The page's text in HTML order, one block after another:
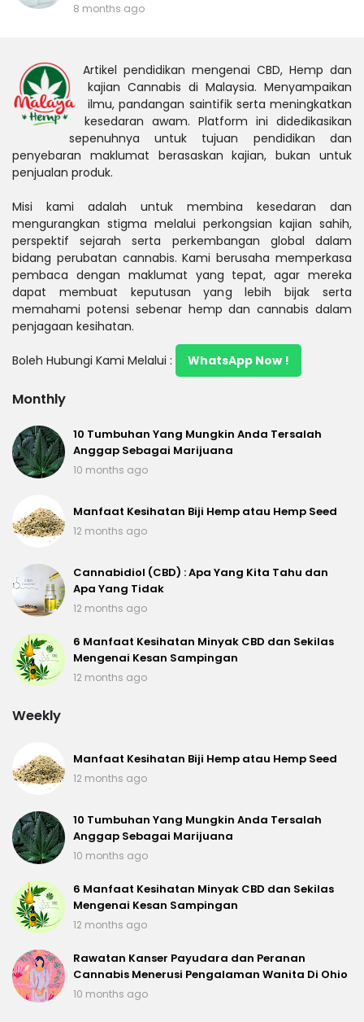
8 months ago
Artikel pendidikan mengenai CBD, Hemp dan
kajian Cannabis di Malaysia. Menyampaikan
ilmu, pandangan saintifik serta meningkatkan
kesedaran awam. Platform ini didedikasikan
sepenuhnya untuk tujuan pendidikan dan
penyebaran maklumat berasaskan kajian, bukan untuk
penjualan produk.
Misi kami adalah untuk membina kesedaran dan
mengurangkan stigma melalui perkongsian kajian sahih,
perspektif sejarah serta perkembangan global dalam
bidang perubatan cannabis. Kami berusaha memperkasa
pembaca dengan maklumat yang tepat, agar mereka
dapat membuat keputusan yang lebih bijak serta
memahami potensi sebenar hemp dan cannabis dalam
penjagaan kesihatan.
Boleh Hubungi Kami Melalui : WhatsApp Now !
Monthly
10 Tumbuhan Yang Mungkin Anda Tersalah
Anggap Sebagai Marijuana
10 months ago
Manfaat Kesihatan Biji Hemp atau Hemp Seed
12 months ago
Cannabidiol (CBD) : Apa Yang Kita Tahu dan
Apa Yang Tidak
12 months ago
6 Manfaat Kesihatan Minyak CBD dan Sekilas
Mengenai Kesan Sampingan
12 months ago
Weekly
Manfaat Kesihatan Biji Hemp atau Hemp Seed
12 months ago
10 Tumbuhan Yang Mungkin Anda Tersalah
Anggap Sebagai Marijuana
10 months ago
6 Manfaat Kesihatan Minyak CBD dan Sekilas
Mengenai Kesan Sampingan
12 months ago
Rawatan Kanser Payudara dan Peranan
Cannabis Menerusi Pengalaman Wanita Di Ohio
10 months ago